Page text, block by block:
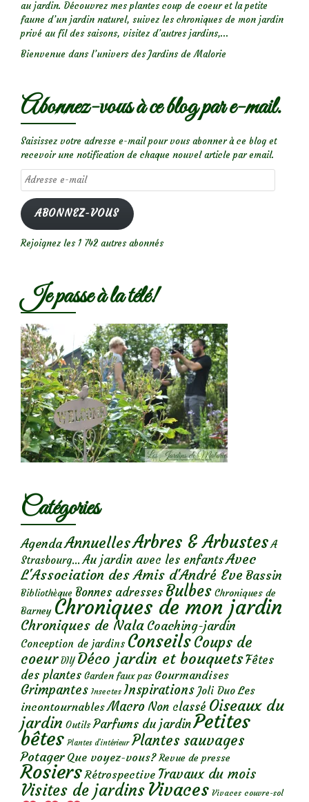
au jardin. Découvrez mes plantes coup de coeur et la petite
faune d’un jardin naturel, suivez les chroniques de mon jardin
privé au fil des saisons, visitez d’autres jardins,...
Bienvenue dans l’univers des Jardins de Malorie
Abonnez-vous à ce blog par e-mail.
Saisissez votre adresse e-mail pour vous abonner à ce blog et
recevoir une notification de chaque nouvel article par email.
Adresse
e-
mail
ABONNEZ-VOUS
Rejoignez les 1 742 autres abonnés
Je passe à la télé!
Catégories
AgendaAnnuellesArbres & Arbustes A
Strasbourg... Au jardin avec les enfantsAvec
L'Association des Amis d'André Eve Bassin
Bibliothèque Bonnes adresses Bulbes Chroniques de
Barney Chroniques de mon jardin
Chroniques de Nala Coaching-jardin
Conception de jardins ConseilsCoups de
coeur DIY Déco jardin et bouquetsFêtes
des plantes Garden faux pas Gourmandises
Grimpantes Insectes Inspirations Joli Duo Les
incontournables Macro Non classé Oiseaux du
jardin Outils Parfums du jardinPetites
bêtes Plantes d’intérieur Plantes sauvages
Potager Que voyez-vous? Revue de presse
Rosiers Rétrospective Travaux du mois
Visites de jardins Vivaces Vivaces couvre-sol